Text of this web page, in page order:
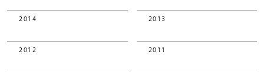
2014 2013
2012 2011